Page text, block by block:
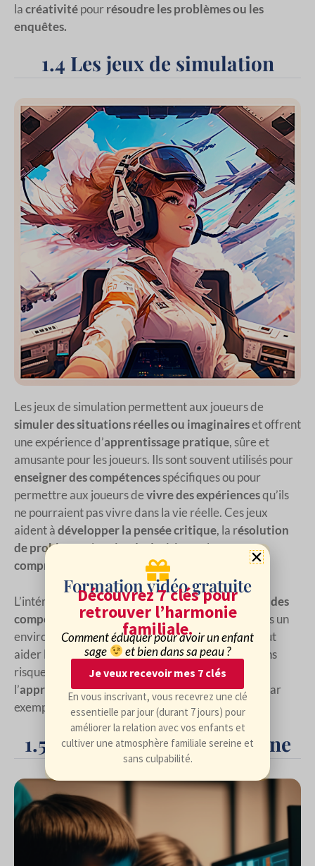
lacréativitépourrésoudre les problèmes ou les
enquêtes.
1.4 Les jeux de simulation
Les jeux de simulation permettent aux joueurs de
simuler des situations réelles ou imaginaireset offrent
une expérience d’apprentissage pratique, sûre et
amusante pour les joueurs. Ils sont souvent utilisés pour
enseigner des compétencesspécifiques ou pour
permettre aux joueurs devivre des expériencesqu’ils
ne pourraient pas vivre dans la vie réelle. Ces jeux
aident àdévelopper la pensée critique, la résolution
de problèmes, laprise de décisionet la
compréhension des concepts abstraits
L’intérêt des jeux de simulation est dedévelopper des
compétences pratiqueset des connaissances dans un
environnement sûr. Un jeu de simulation de vol peut
aider les joueurs à apprendre à piloter un avion sans
risquer leur vie ou celle des autres. Un jeu permet
l’apprentissagedu Code de la route en simulant, par
exemple, un enfant à vélo ou à pied.
1.5 Les jeux éducatifs en ligne
Formation vidéo gratuite
Découvrez 7 clés pour
retrouver l’harmonie
familiale.
Comment éduquer pour avoir un enfant
sage
et bien dans sa peau ?
Je veux recevoir mes 7 clés
En vous inscrivant, vous recevrez une clé
essentielle par jour (durant 7 jours) pour
améliorer la relation avec vos enfants et
cultiver une atmosphère familiale sereine et
sans culpabilité.